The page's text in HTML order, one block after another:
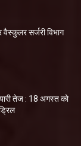
सर्जरी विभाग
तेज : 18 अगस्त को